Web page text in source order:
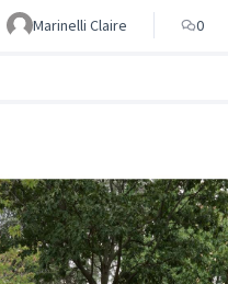
Marinelli Claire 0